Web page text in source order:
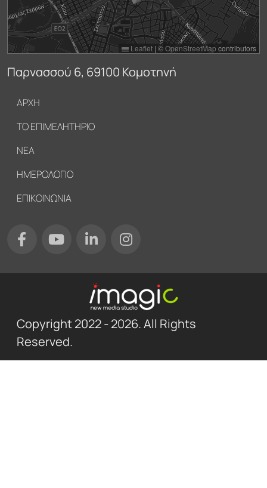
Υποσέλιδο
ΑΡΧΗ
ΤΟ ΕΠΙΜΕΛΗΤΗΡΙΟ
ΝΕΑ
ΗΜΕΡΟΛΟΓΙΟ
ΕΠΙΚΟΙΝΩΝΙΑ
Leaflet | ©OpenStreetMap contributors
Παρνασσού 6, 69100 Κομοτηνή
Copyright 2022 - 2026. All Rights
Reserved.